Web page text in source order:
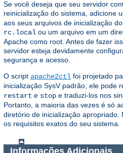
Se você deseja que seu servidor
reinicialização do sistema, adicione
aos seus arquivos de inicialização
rc.local ou um arquivo em um
Apache como root. Antes de fazer
servidor esteja devidamente
segurança e acesso.
O script apache2ctl foi projetado
inicialização SysV padrão; ele pode
restart e stop e traduzi-los nos
Portanto, a maioria das vezes é só
diretório de inicialização apropriado.
os requisitos exatos do seu sistema.